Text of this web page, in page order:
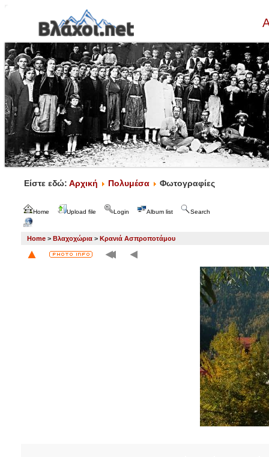
Είστε εδώ: Αρχική Πολυμέσα Φωτογραφίες
Home Upload file Login Album list Search
Home > Βλαχοχώρια > Κρανιά Ασπροποτάμου